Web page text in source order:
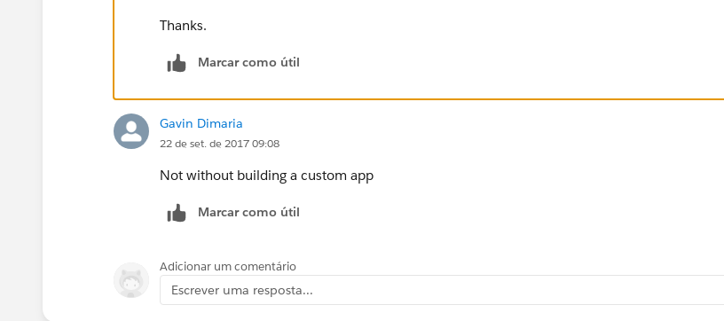
Thanks.
Marcar como útil
Gavin Dimaria
22 de set. de 2017 09:08
Not without building a custom app
Marcar como útil
Adicionar um comentário
Escrever uma resposta...